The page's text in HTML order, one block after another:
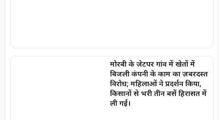
मोरबी के जेटपर गांव में खेतों में
बिजली कंपनी के काम का ज़बरदस्त
विरोध; महिलाओं ने प्रदर्शन किया,
किसानों से भरी तीन बसें हिरासत में
ली गईं।